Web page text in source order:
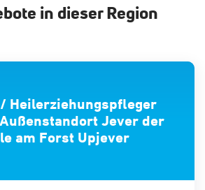
in dieser Region
Heilerziehungspfleger
Jever der
am Forst Upjever